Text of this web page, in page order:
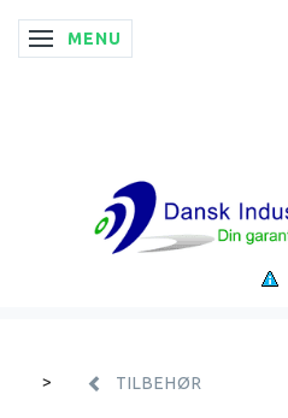
SKIFTE NAVIGATION
MENU
TILBEHØR